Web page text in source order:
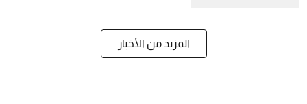
المزيد من الأخبار